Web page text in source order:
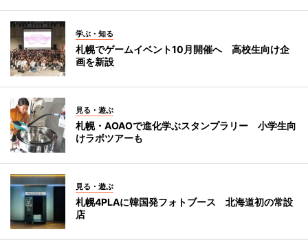
学ぶ・知る
札幌でゲームイベント10月開催へ 高校生向け企
画を新設
見る・遊ぶ
札幌・AOAOで進化学ぶスタンプラリー 小学生向
けラボツアーも
見る・遊ぶ
札幌4PLAに韓国発フォトブース 北海道初の常設
店